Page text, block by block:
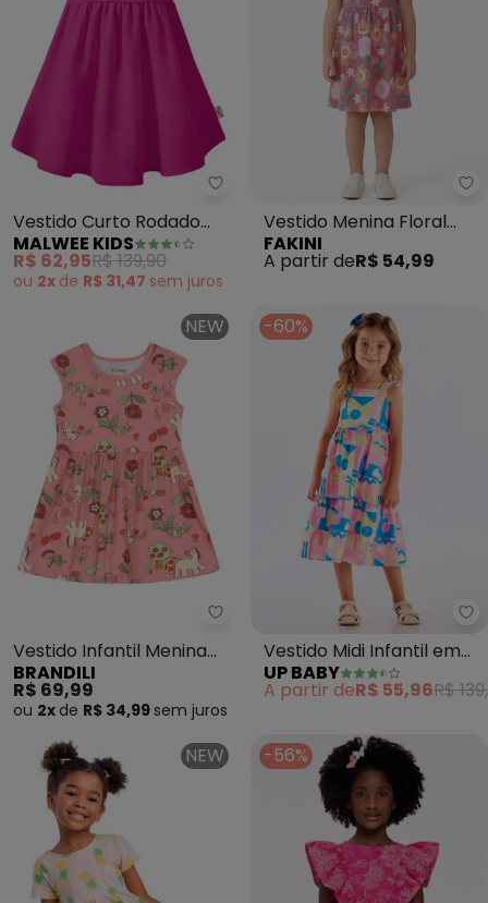
Malwee Kids - Vestido Curto
Vestido Curto Rodado
Amarração (Rosa)
MALWEE KIDS
R$ 62,95R$ 139,90
ou 2x de R$ 31,47 sem juros
Vestido Menina Floral
Mangas Curtas (Rosa)
FAKINI
A partir deR$ 54,99
NEW
Brandili - Vestido Infantil
Vestido Infantil Menina
em Meia Malha (Rosa)
BRANDILI
R$ 69,99
ou 2x de R$ 34,99 sem juros
-60%
Vestido Midi Infantil em
Algodão (Rosa)
UP BABY
A partir deR$ 55,96R$
NEW -56%